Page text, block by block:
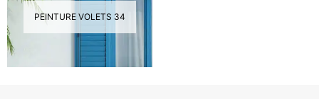
PEINTURE VOLETS 34